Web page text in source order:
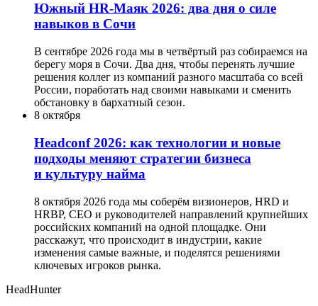
Южный HR-Маяк 2026: два дня о силе
навыков в Сочи
В сентябре 2026 года мы в четвёртый раз собираемся на
берегу моря в Сочи. Два дня, чтобы перенять лучшие
решения коллег из компаний разного масштаба со всей
России, поработать над своими навыками и сменить
обстановку в бархатный сезон.
8 октября
Headсonf 2026: как технологии и новые
подходы меняют стратегии бизнеса
и культуру найма
8 октября 2026 года мы соберём визионеров, HRD и
HRBP, СЕО и руководителей направлений крупнейших
российских компаний на одной площадке. Они
расскажут, что происходит в индустрии, какие
изменения самые важные, и поделятся решениями
ключевых игроков рынка.
HeadHunter